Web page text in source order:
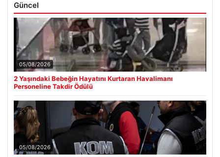
Güncel
05/08/2026
2 Yaşındaki Bebeğin Hayatını Kurtaran Havalimanı
Personeline Takdir Ödülü
05/08/2026